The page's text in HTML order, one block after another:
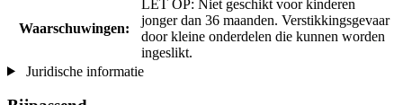
Waarschuwingen:
LET OP: Niet geschikt voor kinderen
jonger dan 36 maanden. Verstikkingsgevaar
door kleine onderdelen die kunnen worden
ingeslikt.
Juridische informatie